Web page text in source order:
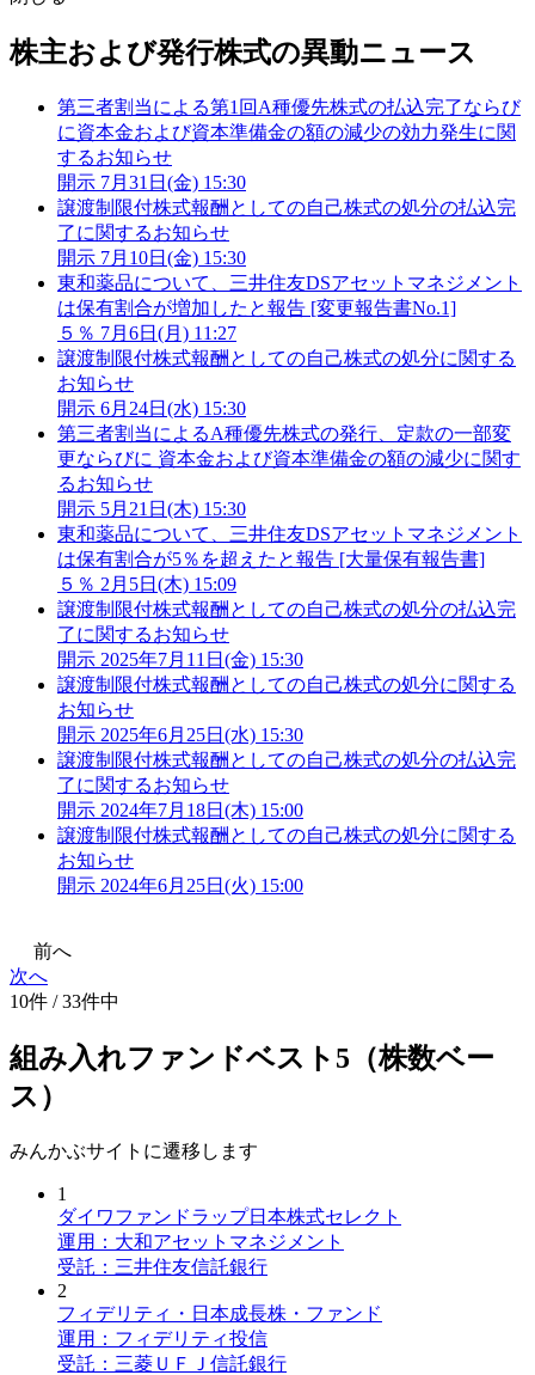
株主および発行株式の異動ニュース
第三者割当による第1回A種優先株式の払込完了ならび
に資本金および資本準備金の額の減少の効力発生に関
するお知らせ
開示 7月31日(金) 15:30
譲渡制限付株式報酬としての自己株式の処分の払込完
了に関するお知らせ
開示 7月10日(金) 15:30
東和薬品について、三井住友DSアセットマネジメント
は保有割合が増加したと報告 [変更報告書No.1]
５％ 7月6日(月) 11:27
譲渡制限付株式報酬としての自己株式の処分に関する
お知らせ
開示 6月24日(水) 15:30
第三者割当によるA種優先株式の発行、定款の一部変
更ならびに 資本金および資本準備金の額の減少に関す
るお知らせ
開示 5月21日(木) 15:30
東和薬品について、三井住友DSアセットマネジメント
は保有割合が5％を超えたと報告 [大量保有報告書]
５％ 2月5日(木) 15:09
譲渡制限付株式報酬としての自己株式の処分の払込完
了に関するお知らせ
開示 2025年7月11日(金) 15:30
譲渡制限付株式報酬としての自己株式の処分に関する
お知らせ
開示 2025年6月25日(水) 15:30
譲渡制限付株式報酬としての自己株式の処分の払込完
了に関するお知らせ
開示 2024年7月18日(木) 15:00
譲渡制限付株式報酬としての自己株式の処分に関する
お知らせ
開示 2024年6月25日(火) 15:00
前へ
次へ
10件 / 33件中
組み入れファンドベスト5（株数ベー
ス）
みんかぶサイトに遷移します
1
ダイワファンドラップ日本株式セレクト
運用：大和アセットマネジメント
受託：三井住友信託銀行
2
フィデリティ・日本成長株・ファンド
運用：フィデリティ投信
受託：三菱ＵＦＪ信託銀行